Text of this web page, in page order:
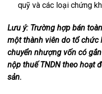
quỹ và các loại chứng
Lưu ý: Trường hợp bán
một thành viên do tổ
chuyển nhượng vốn có
nộp thuế TNDN theo hoạt
sản.